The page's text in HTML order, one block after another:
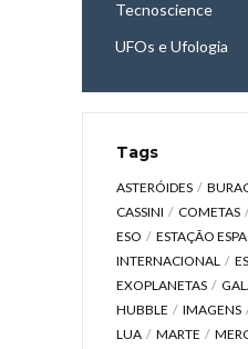
Tecnoscience
UFOs e Ufologia
Tags
ASTERÓIDES
CASSINI
COMETAS
ESO
ESTAÇÃO
INTERNACIONAL
EXOPLANETAS
HUBBLE
IMAGENS
LUA
MARTE